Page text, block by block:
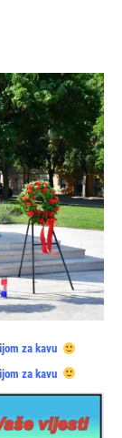
za kavu
za kavu